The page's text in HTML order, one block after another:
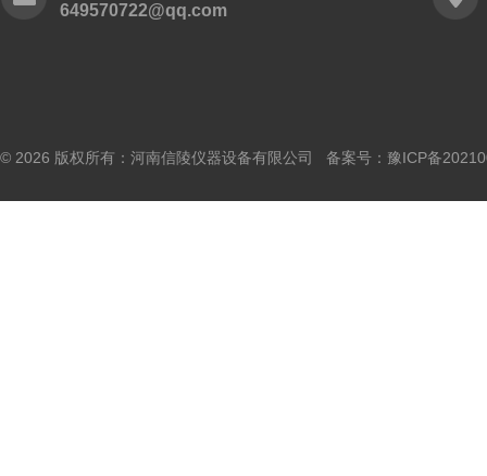
649570722@qq.com
© 2026 版权所有：河南信陵仪器设备有限公司 备案号： 豫ICP备